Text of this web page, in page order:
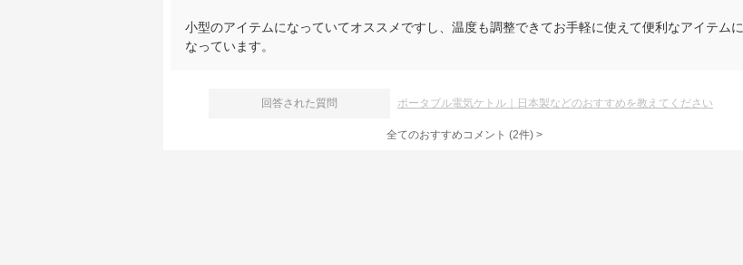
小型のアイテムになっていてオススメですし、温度も調整できてお手軽に使えて便利なアイテムに
なっています。
回答された質問 ポータブル電気ケトル｜日本製などのおすすめを教えてください
全てのおすすめコメント (2件) >